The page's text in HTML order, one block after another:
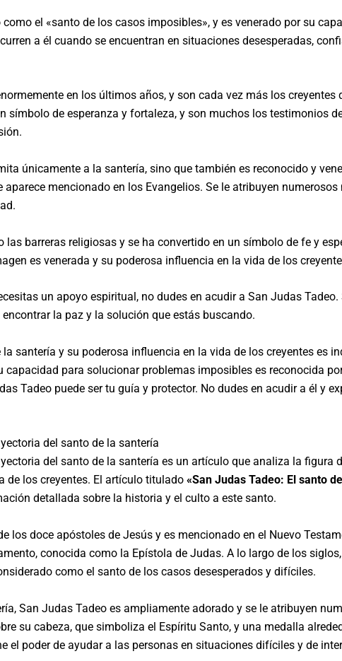
el «santo de los casos imposibles», y es venerado por su
a él cuando se encuentran en situaciones desesperadas,
en los últimos años, y son cada vez más los creyentes
símbolo de esperanza y fortaleza, y son muchos los testimonios
únicamente a la santería, sino que también es reconocido y
mencionado en los Evangelios. Se le atribuyen
barreras religiosas y se ha convertido en un símbolo de fe y
es venerada y su poderosa influencia en la vida de los
un apoyo espiritual, no dudes en acudir a San Judas
la paz y la solución que estás buscando.
santería y su poderosa influencia en la vida de los creyentes es
capacidad para solucionar problemas imposibles es reconocida
Tadeo puede ser tu guía y protector. No dudes en acudir a él y
del santo de la santería
del santo de la santería es un artículo que analiza la figura
de los creyentes. El artículo titulado «San Judas Tadeo: El santo
detallada sobre la historia y el culto a este santo.
los doce apóstoles de Jesús y es mencionado en el Nuevo
conocida como la Epístola de Judas. A lo largo de los
como el santo de los casos desesperados y difíciles.
San Judas Tadeo es ampliamente adorado y se le atribuyen
su cabeza, que simboliza el Espíritu Santo, y una medalla
el poder de ayudar a las personas en situaciones difíciles y de